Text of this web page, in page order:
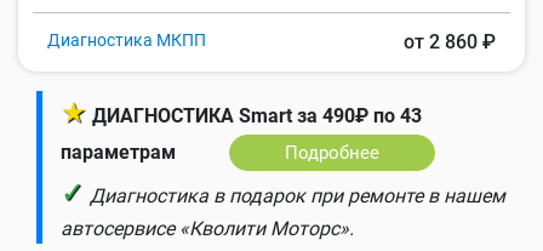
Диагностика МКПП от 2 860 ₽
★ ДИАГНОСТИКА Smart за 490₽ по 43
параметрам
Подробнее
✓ Диагностика в подарок при ремонте в нашем
автосервисе «Кволити Моторс».